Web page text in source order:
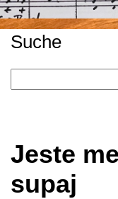
Suche
Jeste
supaj